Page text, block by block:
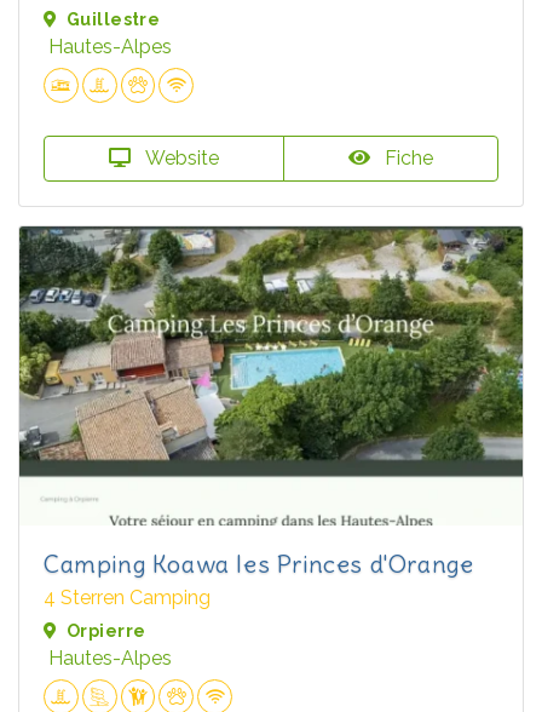
Guillestre
Hautes-Alpes
Website Fiche
Camping Koawa les Princes d'Orange
4 Sterren Camping
Orpierre
Hautes-Alpes